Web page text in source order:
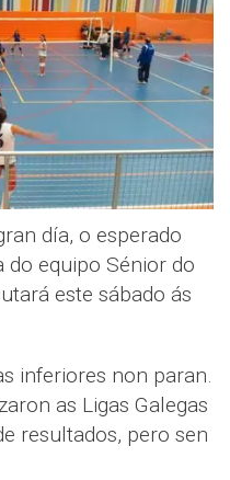
día, o esperado
equipo Sénior do
este sábado ás
inferiores non paran.
as Ligas Galegas
resultados, pero sen